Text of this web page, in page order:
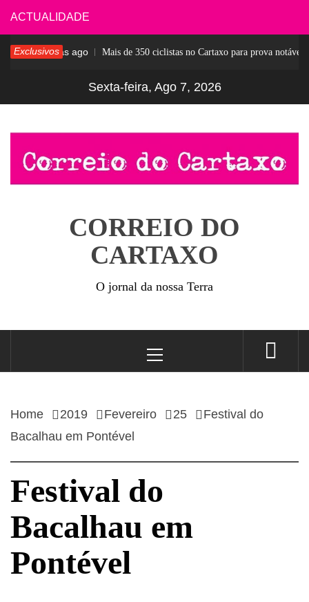
Skip
to
content
ACTUALIDADE
Exclusivos
5 dias ago Mais de 350 ciclistas no Cartaxo para prova notável
Sexta-feira, Ago 7, 2026
CORREIO DO
CARTAXO
O jornal da nossa Terra
Menu
Home 2019 Fevereiro 25
Festival do
Bacalhau em Pontével
Festival do
Bacalhau em
Pontével